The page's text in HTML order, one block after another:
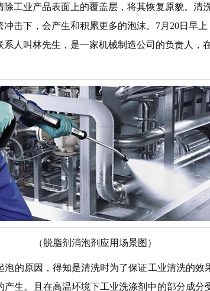
工业产品表面上的覆盖层，将其恢复原貌。清
击下，会产生和积累更多的泡沫。 7月20日早
人叫林先生，是一家机械制造公司的负责人，
（脱脂剂消泡剂应用场景图）
的原因，得知是清洗时为了保证工业清洗的效
生。且在高温环境下工业洗涤剂中的部分成分